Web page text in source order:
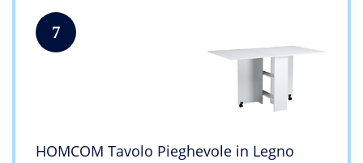
7
HOMCOM Tavolo Pieghevole in Legno